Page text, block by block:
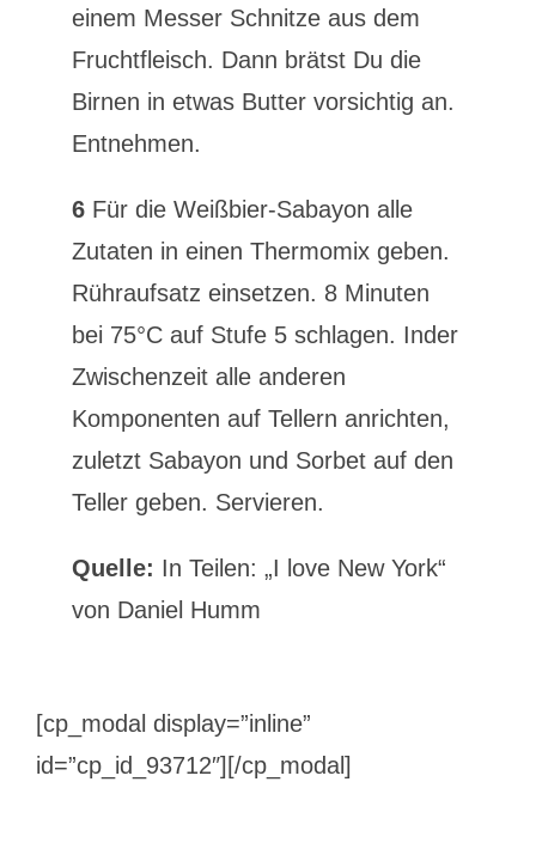
einem Messer Schnitze aus dem
Fruchtfleisch. Dann brätst Du die
Birnen in etwas Butter vorsichtig an.
Entnehmen.
6Für die Weißbier-Sabayon alle
Zutaten in einen Thermomix geben.
Rühraufsatz einsetzen. 8 Minuten
bei 75°C auf Stufe 5 schlagen. Inder
Zwischenzeit alle anderen
Komponenten auf Tellern anrichten,
zuletzt Sabayon und Sorbet auf den
Teller geben. Servieren.
Quelle: In Teilen: „I love New York“
von Daniel Humm
[cp_modal display=”inline”
id=”cp_id_93712″][/cp_modal]